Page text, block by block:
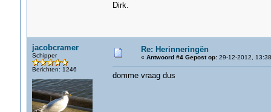
Dirk.
jacobcramer
Schipper
Berichten: 1246
Re: Herinneringën
« Antwoord #4 Gepost op:29-12-2012,
domme vraag dus